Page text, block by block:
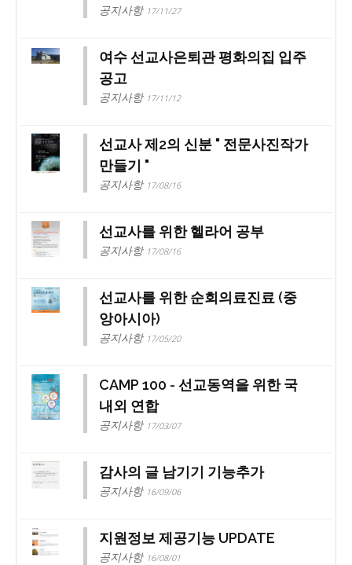
공지사항 17/11/27
여수 선교사은퇴관 평화의집 입주
공고
공지사항 17/11/12
선교사 제2의 신분 " 전문사진작가
만들기 "
공지사항 17/08/16
선교사를 위한 헬라어 공부
공지사항 17/08/16
선교사를 위한 순회의료진료 (중
앙아시아)
공지사항 17/05/20
CAMP 100 - 선교동역을 위한 국
내외 연합
공지사항 17/03/07
감사의 글 남기기 기능추가
공지사항 16/09/06
지원정보 제공기능 UPDATE
공지사항 16/08/01